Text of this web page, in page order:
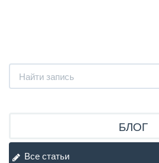
БЛОГ
Все статьи